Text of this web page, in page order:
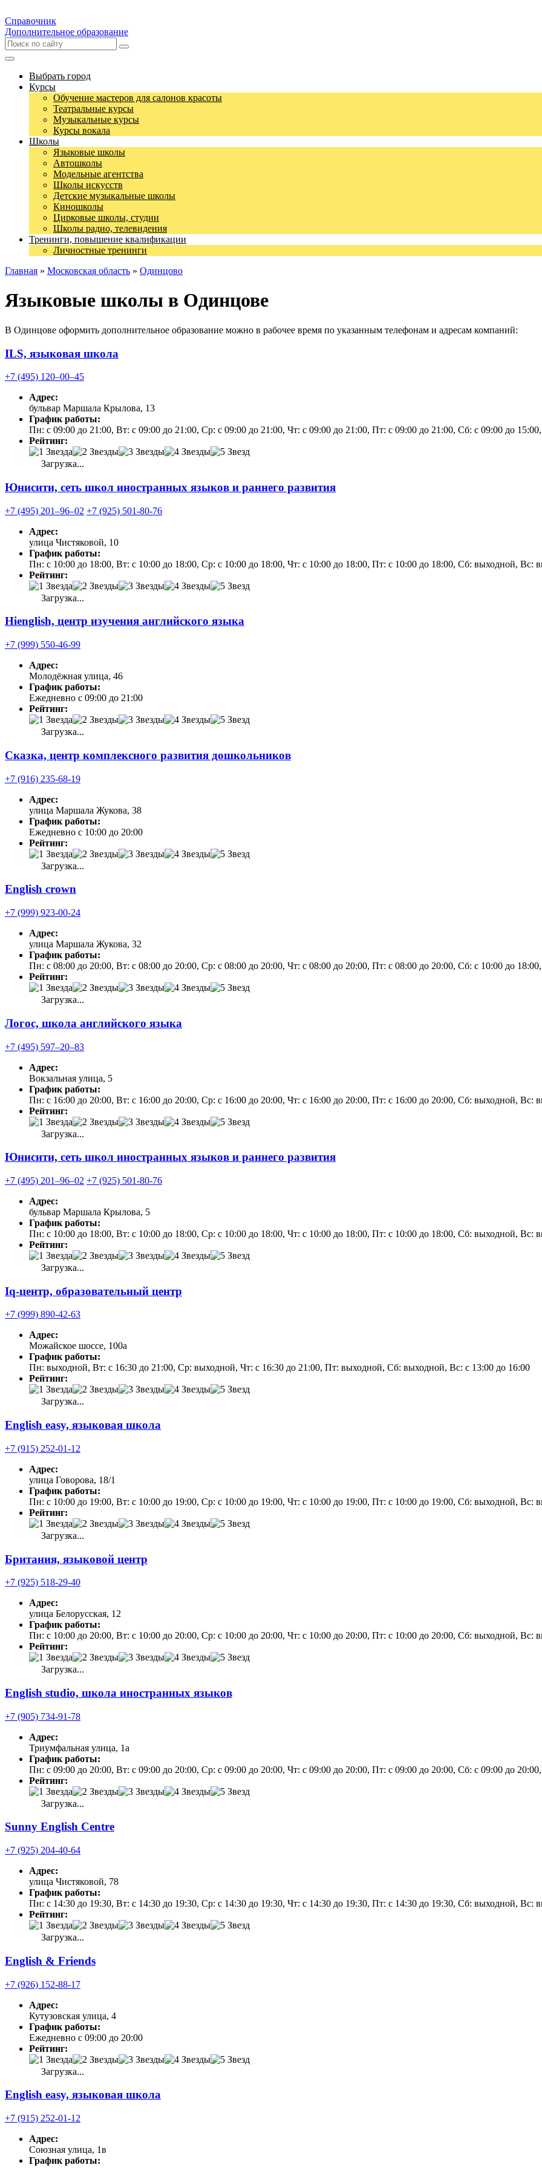
Справочник
Дополнительное образование
Выбрать город
Курсы
Обучение мастеров для салонов красоты
Театральные курсы
Музыкальные курсы
Курсы вокала
Школы
Языковые школы
Автошколы
Модельные агентства
Школы искусств
Детские музыкальные школы
Киношколы
Цирковые школы, студии
Школы радио, телевидения
Тренинги, повышение квалификации
Личностные тренинги
Главная » Московская область » Одинцово
Языковые школы в Одинцове
В Одинцове оформить дополнительное образование можно в рабочее время по указанным телефонам и адресам компаний:
ILS, языковая школа
+7 (495) 120‒00‒45
Адрес:
бульвар Маршала Крылова, 13
График работы:
Пн: с 09:00 до 21:00, Вт: с 09:00 до 21:00, Ср: с 09:00 до 21:00, Чт: с 09:00 до 21:00, Пт: с 09:00 до 21:00, Сб: с 09:00 до
Рейтинг:
Загрузка...
Юнисити, сеть школ иностранных языков и раннего развития
+7 (495) 201‒96‒02 +7 (925) 501-80-76
Адрес:
улица Чистяковой, 10
График работы:
Пн: с 10:00 до 18:00, Вт: с 10:00 до 18:00, Ср: с 10:00 до 18:00, Чт: с 10:00 до 18:00, Пт: с 10:00 до 18:00, Сб: выходной, Вс:
Рейтинг:
Загрузка...
Hienglish, центр изучения английского языка
+7 (999) 550-46-99
Адрес:
Молодёжная улица, 46
График работы:
Ежедневно с 09:00 до 21:00
Рейтинг:
Загрузка...
Сказка, центр комплексного развития дошкольников
+7 (916) 235-68-19
Адрес:
улица Маршала Жукова, 38
График работы:
Ежедневно с 10:00 до 20:00
Рейтинг:
Загрузка...
English crown
+7 (999) 923-00-24
Адрес:
улица Маршала Жукова, 32
График работы:
Пн: с 08:00 до 20:00, Вт: с 08:00 до 20:00, Ср: с 08:00 до 20:00, Чт: с 08:00 до 20:00, Пт: с 08:00 до 20:00, Сб: с 10:00 до
Рейтинг:
Загрузка...
Логос, школа английского языка
+7 (495) 597‒20‒83
Адрес:
Вокзальная улица, 5
График работы:
Пн: с 16:00 до 20:00, Вт: с 16:00 до 20:00, Ср: с 16:00 до 20:00, Чт: с 16:00 до 20:00, Пт: с 16:00 до 20:00, Сб: выходной, Вс:
Рейтинг:
Загрузка...
Юнисити, сеть школ иностранных языков и раннего развития
+7 (495) 201‒96‒02 +7 (925) 501-80-76
Адрес:
бульвар Маршала Крылова, 5
График работы:
Пн: с 10:00 до 18:00, Вт: с 10:00 до 18:00, Ср: с 10:00 до 18:00, Чт: с 10:00 до 18:00, Пт: с 10:00 до 18:00, Сб: выходной, Вс:
Рейтинг:
Загрузка...
Iq-центр, образовательный центр
+7 (999) 890-42-63
Адрес:
Можайское шоссе, 100а
График работы:
Пн: выходной, Вт: с 16:30 до 21:00, Ср: выходной, Чт: с 16:30 до 21:00, Пт: выходной, Сб: выходной, Вс: с 13:00 до 16:00
Рейтинг:
Загрузка...
English easy, языковая школа
+7 (915) 252-01-12
Адрес:
улица Говорова, 18/1
График работы:
Пн: с 10:00 до 19:00, Вт: с 10:00 до 19:00, Ср: с 10:00 до 19:00, Чт: с 10:00 до 19:00, Пт: с 10:00 до 19:00, Сб: выходной, Вс:
Рейтинг:
Загрузка...
Британия, языковой центр
+7 (925) 518-29-40
Адрес:
улица Белорусская, 12
График работы:
Пн: с 10:00 до 20:00, Вт: с 10:00 до 20:00, Ср: с 10:00 до 20:00, Чт: с 10:00 до 20:00, Пт: с 10:00 до 20:00, Сб: выходной, Вс:
Рейтинг:
Загрузка...
English studio, школа иностранных языков
+7 (905) 734-91-78
Адрес:
Триумфальная улица, 1а
График работы:
Пн: с 09:00 до 20:00, Вт: с 09:00 до 20:00, Ср: с 09:00 до 20:00, Чт: с 09:00 до 20:00, Пт: с 09:00 до 20:00, Сб: с 09:00 до
Рейтинг:
Загрузка...
Sunny English Centre
+7 (925) 204-40-64
Адрес:
улица Чистяковой, 78
График работы:
Пн: с 14:30 до 19:30, Вт: с 14:30 до 19:30, Ср: с 14:30 до 19:30, Чт: с 14:30 до 19:30, Пт: с 14:30 до 19:30, Сб: выходной, Вс:
Рейтинг:
Загрузка...
English & Friends
+7 (926) 152-88-17
Адрес:
Кутузовская улица, 4
График работы:
Ежедневно с 09:00 до 20:00
Рейтинг:
Загрузка...
English easy, языковая школа
+7 (915) 252-01-12
Адрес:
Союзная улица, 1в
График работы: